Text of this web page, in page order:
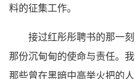
料的征集工作。
接过红彤彤聘书的那一
那份沉甸甸的使命与责任。
那些曾在黑暗中高举火把的